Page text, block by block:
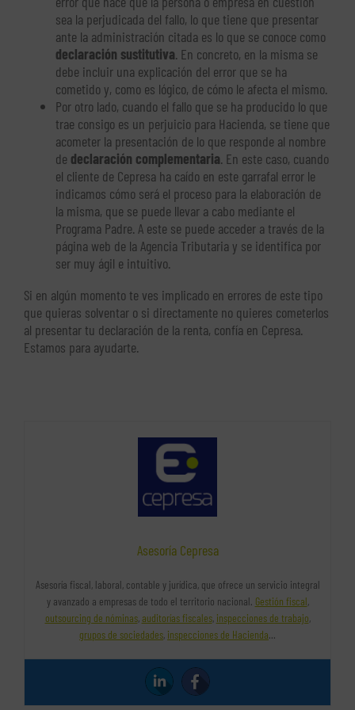
sea la perjudicada del fallo, lo que tiene que presentar
ante la administración citada es lo que se conoce como
declaración sustitutiva. En concreto, en la misma se
debe incluir una explicación del error que se ha
cometido y, como es lógico, de cómo le afecta el mismo.
Por otro lado, cuando el fallo que se ha producido lo que
trae consigo es un perjuicio para Hacienda, se tiene que
acometer la presentación de lo que responde al nombre
de declaración complementaria. En este caso, cuando
el cliente de Cepresa ha caído en este garrafal error le
indicamos cómo será el proceso para la elaboración de
la misma, que se puede llevar a cabo mediante el
Programa Padre. A este se puede acceder a través de la
página web de la Agencia Tributaria y se identifica por
ser muy ágil e intuitivo.
Si en algún momento te ves implicado en errores de este tipo
que quieras solventar o si directamente no quieres cometerlos
al presentar tu declaración de la renta, confía en Cepresa.
Estamos para ayudarte.
Asesoría Cepresa
Asesoría fiscal, laboral, contable y jurídica, que ofrece un servicio integral
y avanzado a empresas de todo el territorio nacional. Gestión fiscal,
outsourcing de nóminas,auditorías fiscales, inspecciones de trabajo,
grupos de sociedades, inspecciones de Hacienda…